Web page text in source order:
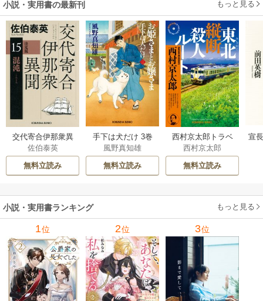
小説・実用書の最新刊 もっと見る
交代寄合伊那衆異
聞 15巻
佐伯泰英
無料立読み
手下は犬だけ 3巻
風野真知雄
無料立読み
西村京太郎トラベ
ルミステリー・セ
レクション 2巻
西村京太郎
無料立読み
宣
小説・実用書ランキング もっと見る
1位 2位 3位